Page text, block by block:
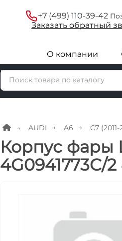
+7 (499) 110-39-42
Заказатьобратный
О компании
AUDI A6 C7 (2011-
Корпус фары
4G0941773C/